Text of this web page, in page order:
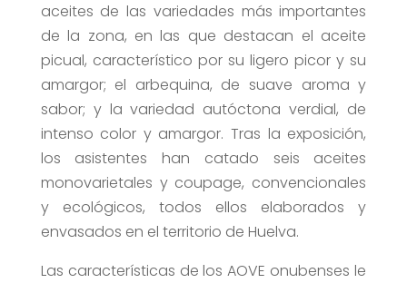
aceites de las variedades más importantes
de la zona, en las que destacan el aceite
picual, característico por su ligero picor y su
amargor; el arbequina, de suave aroma y
sabor; y la variedad autóctona verdial, de
intenso color y amargor. Tras la exposición,
los asistentes han catado seis aceites
monovarietales y coupage, convencionales
y ecológicos, todos ellos elaborados y
envasados en el territorio de Huelva.
Las características de los AOVE onubenses le